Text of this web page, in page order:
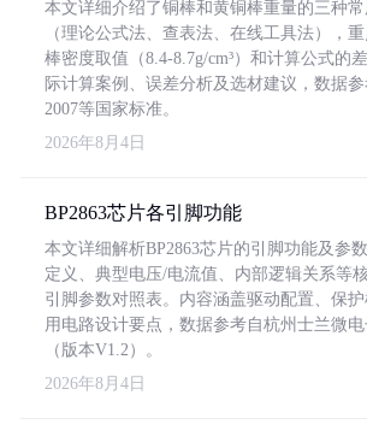
本文详细介绍了铜棒和黄铜棒重量的三种
（理论公式法、查表法、在线工具法），
棒密度取值（8.4-8.7g/cm³）和计算公式的
际计算案例、误差分析及选材建议，数据参
2007等国家标准。
2026年8月4日
BP2863芯片各引脚功能
本文详细解析BP2863芯片的引脚功能及参
定义、典型电压/电流值、内部逻辑关系等
引脚参数对照表。内容涵盖驱动配置、保
用电路设计要点，数据参考自杭州士兰微
（版本V1.2）。
2026年8月4日